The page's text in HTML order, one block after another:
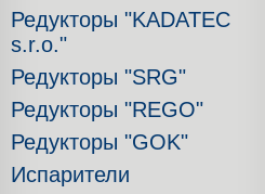
Редукторы "KADATEC
s.r.o."
Редукторы "SRG"
Редукторы "REGO"
Редукторы "GOK"
Испарители